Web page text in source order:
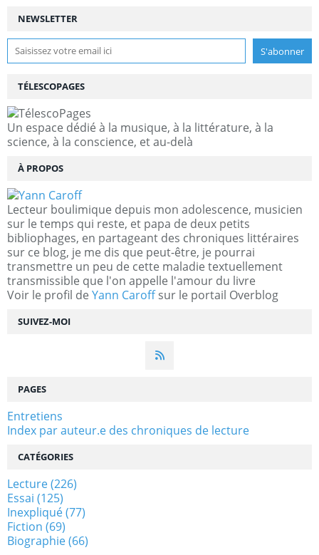
NEWSLETTER
SUIVEZ-MOI
TÉLESCOPAGES
Un espace dédié à la musique, à la littérature, à la
science, à la conscience, et au-delà
À PROPOS
Lecteur boulimique depuis mon adolescence, musicien
sur le temps qui reste, et papa de deux petits
bibliophages, en partageant des chroniques littéraires
sur ce blog, je me dis que peut-être, je pourrai
transmettre un peu de cette maladie textuellement
transmissible que l'on appelle l'amour du livre
Voir le profil de Yann Caroffsur le portail Overblog
PAGES
Entretiens
Index par auteur.e des chroniques de lecture
CATÉGORIES
Lecture(226)
Essai (125)
Inexpliqué(77)
Fiction (69)
Biographie(66)